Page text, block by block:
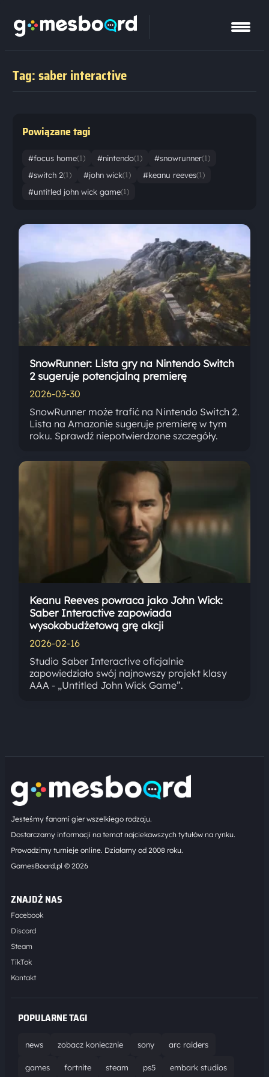
Tag: saber interactive
Powiązane tagi
#focus home(1) #nintendo(1) #snowrunner(1)
#switch 2(1) #john wick(1) #keanu reeves(1)
#untitled john wick game(1)
SnowRunner: Lista gry na Nintendo Switch
2 sugeruje potencjalną premierę
2026-03-30
SnowRunner może trafić na Nintendo Switch 2.
Lista na Amazonie sugeruje premierę w tym
roku. Sprawdź niepotwierdzone szczegóły.
Keanu Reeves powraca jako John Wick:
Saber Interactive zapowiada
wysokobudżetową grę akcji
2026-02-16
Studio Saber Interactive oficjalnie
zapowiedziało swój najnowszy projekt klasy
AAA - „Untitled John Wick Game”.
Jesteśmy fanami gier wszelkiego rodzaju.
Dostarczamy informacji na temat najciekawszych tytułów na rynku.
Prowadzimy turnieje online. Działamy od 2008 roku.
GamesBoard.pl © 2026
ZNAJDŹ NAS
Facebook
Discord
Steam
TikTok
Kontakt
POPULARNE TAGI
news zobacz koniecznie sony arc raiders
games fortnite steam ps5 embark studios